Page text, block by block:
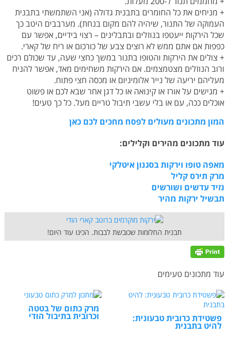
+ מניחים את כל החומרים בתבנית גדולה (אני השתמשתי בתבנית
העמוקה של התנור, שיהיה להם מקום בנחת). מערבבים היטב כך
שכל הירקות ייעטפו בנוזלים ובתבלינים – רצוי בידיים, אפשר עם
כפפות אם אתם ממש לא רוצים צבע של כורכום או ריח של קארי.
+ צולים את הירקות והטופו בתנור במשך כחצי שעה, עד שכולם רכים
ורוב הנוזלים מצטמצמים. אם הירקות משחימים מאד, אפשר להניח
מעליהם יריעה של נייר אלומיניום או מכסה חצי פתוח.
+ מגישים על אורז או קינואה או כל דגן אחר שבא לכם או פשוט
אוכלים ככה, עם או בלי עשבי תיבול טריים מעל. כל כך טעים!
המון מתכונים מעולים לפסח מחכים לכם כאן
עוד מתכונים מהירים וקלילים:
מאפה טופו וירקות בסגנון איטלקי
מרק תירס קליל
נזיד עדשים ושורשים
תבשיל ירקות מהיר
תבנית החלומות שכובשת לבבות. הכינו עוד היום!
עוד מתכונים טעימים
פשטידת כרובית טבעונית:
להיט בתבנית
מרק כתום של בטטה
וכרובית בתיבול הודי